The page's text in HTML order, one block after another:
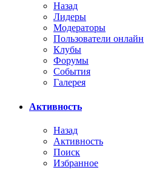
Назад
Лидеры
Модераторы
Пользователи онлайн
Клубы
Форумы
События
Галерея
Активность
Назад
Активность
Поиск
Избранное